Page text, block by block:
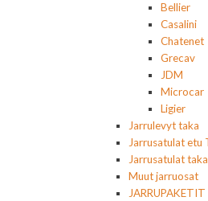
Bellier
Casalini
Chatenet
Grecav
JDM
Microcar
Ligier
Jarrulevyt taka
Jarrusatulat etu
Jarrusatulat
Muut jarruosat